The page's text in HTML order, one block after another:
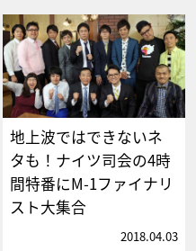
地上波ではできないネ
タも！ナイツ司会の4時
間特番にM-1ファイナリ
スト大集合
2018.04.03